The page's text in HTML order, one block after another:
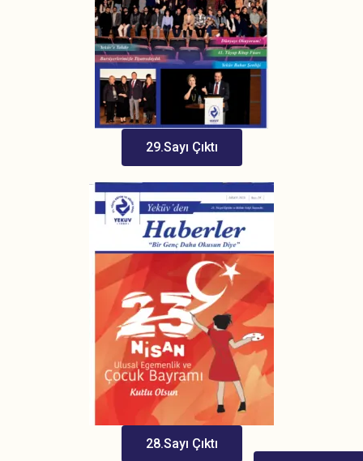
29.Sayı Çıktı
28.Sayı Çıktı